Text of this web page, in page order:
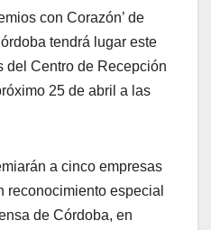
con Corazón’ de
tendrá lugar este
del Centro de Recepción
25 de abril a las
a cinco empresas
reconocimiento especial
de Córdoba, en